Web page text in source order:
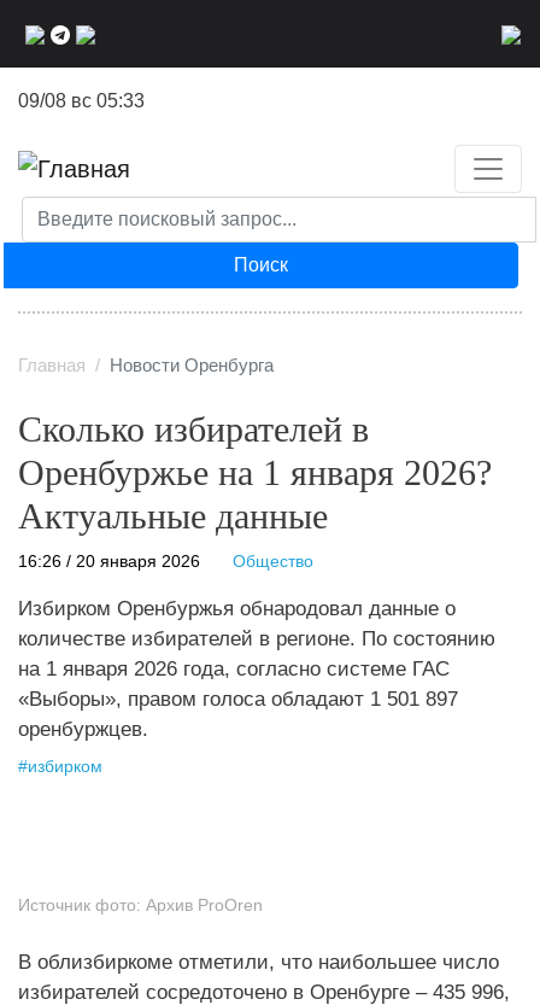
09/08 вс 05:33
Поиск
Главная Новости Оренбурга
Сколько избирателей в
Оренбуржье на 1 января 2026?
Актуальные данные
16:26 / 20 января 2026 Общество
Избирком Оренбуржья обнародовал данные о
количестве избирателей в регионе. По состоянию
на 1 января 2026 года, согласно системе ГАС
«Выборы», правом голоса обладают 1 501 897
оренбуржцев.
#избирком
Источник фото: Архив ProOren
В облизбиркоме отметили, что наибольшее число
избирателей сосредоточено в Оренбурге – 435 996,